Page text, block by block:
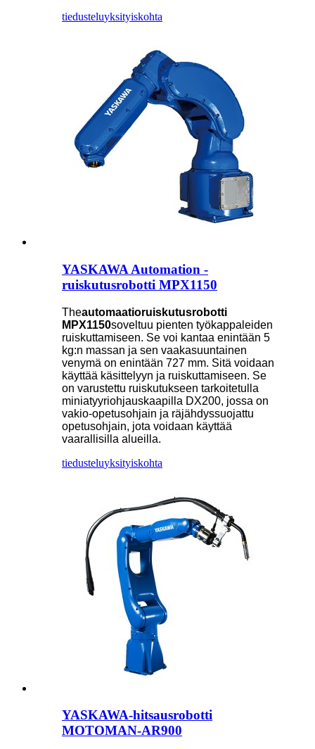
tiedusteluyksityiskohta
YASKAWA Automation -
ruiskutusrobotti MPX1150
Theautomaatioruiskutusrobotti
MPX1150soveltuu pienten työkappaleiden
ruiskuttamiseen. Se voi kantaa enintään 5
kg:n massan ja sen vaakasuuntainen
venymä on enintään 727 mm. Sitä voidaan
käyttää käsittelyyn ja ruiskuttamiseen. Se
on varustettu ruiskutukseen tarkoitetulla
miniatyyriohjauskaapilla DX200, jossa on
vakio-opetusohjain ja räjähdyssuojattu
opetusohjain, jota voidaan käyttää
vaarallisilla alueilla.
tiedusteluyksityiskohta
YASKAWA-hitsausrobotti
MOTOMAN-AR900